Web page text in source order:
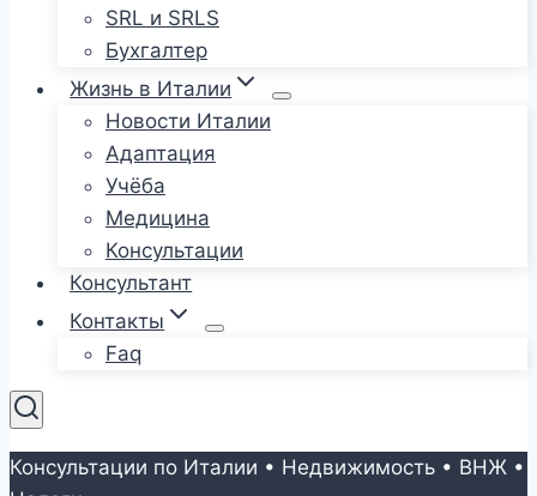
SRL и SRLS
Бухгалтер
Жизнь в Италии
Новости Италии
Адаптация
Учёба
Медицина
Консультации
Консультант
Контакты
Faq
Консультации по Италии • Недвижимость • ВНЖ •